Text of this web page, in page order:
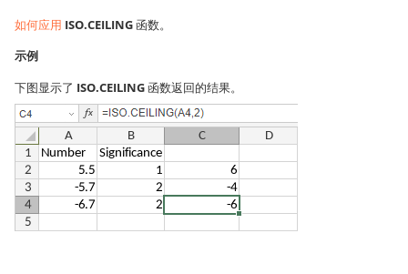
如何应用 ISO.CEILING函数。
示例
下图显示了 ISO.CEILING函数返回的结果。